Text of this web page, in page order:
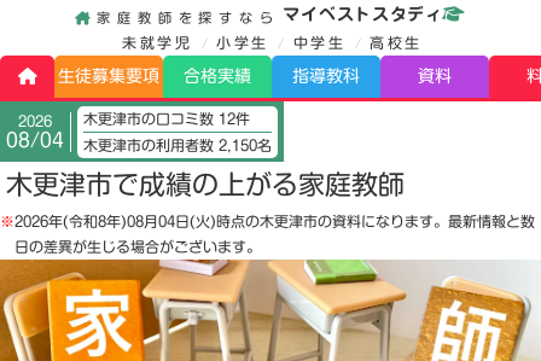
家庭教師を探すなら マイベストスタディ
未就学児 小学生 中学生 高校生
生徒募集要項 合格実績 指導教科 資料
2026
08/04
木更津市の口コミ数 12件
木更津市の利用者数 2,150名
木更津市で成績の上がる家庭教師
※2026年(令和8年)08月04日(火)時点の木更津市の資料になります。最新情報と数
日の差異が生じる場合がございます。